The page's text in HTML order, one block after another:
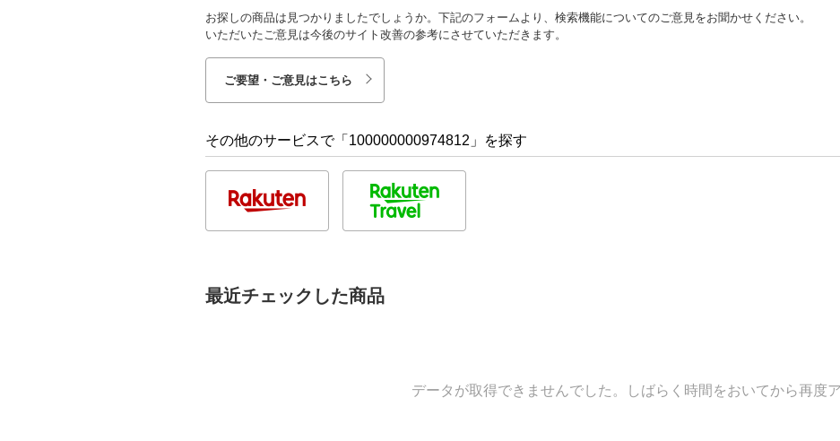
お探しの商品は見つかりましたでしょうか。下記のフォームより、検索機能についてのご意見をお聞かせください。
いただいたご意見は今後のサイト改善の参考にさせていただきます。
ご要望・ご意見はこちら
その他のサービスで「100000000974812」を探す
最近チェックした商品
データが取得できませんでした。しばらく時間をおいてから再度